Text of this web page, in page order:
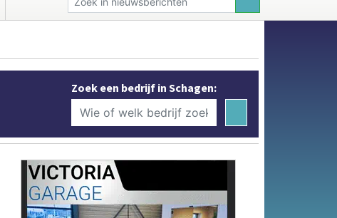
Zoek een bedrijf in Schagen: